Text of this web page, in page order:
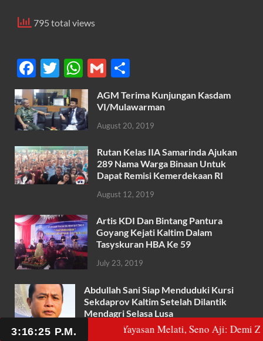
795 total views
F
ac
e
b
o
o
k
T
w
itt
er
W
h
at
s
A
p
p
G
m
ail
h
ar
e
AGM Terima Kunjungan Kasdam
VI/Mulawarman
August 20, 2019
Rutan Kelas IIA Samarinda Ajukan
289 Nama Warga Binaan Untuk
Dapat Remisi Kemerdekaan RI
August 12, 2019
Artis KDI Dan Bintang Pantura
Goyang Kejati Kaltim Dalam
Tasyskuran HBA Ke 59
July 23, 2019
Abdullah Sani Siap Menduduki Kursi
Sekdaprov Kaltim Setelah Dilantik
Mendagri Selasa Lusa
July 13, 2019
10 dari Yayasan Melati, Seno Aji: Demi Zonasi dan